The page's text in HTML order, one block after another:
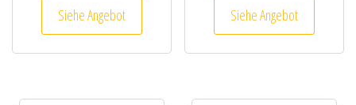
Siehe Angebot Siehe Angebot